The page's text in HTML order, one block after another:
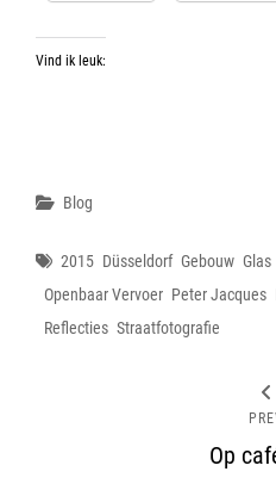
Vind ik leuk:
Categories
Blog
Tags
2015 Düsseldorf Gebouw Glas
Openbaar Vervoer Peter Jacques
Reflecties Straatfotografie
Op